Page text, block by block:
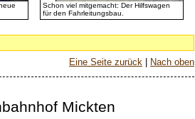
Schon viel mitgemacht: Der Hilfswagen
für den Fahrleitungsbau.
Eine Seite zurück Nach oben
Mickten